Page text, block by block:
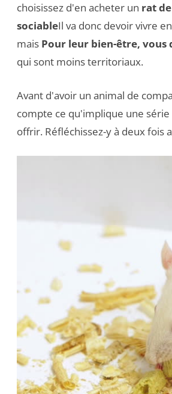
choisissez d'en acheter un rat
sociableIl va donc devoir vivre
mais Pour leur bien-être,
qui sont moins territoriaux.
Avant d'avoir un animal de
compte ce qu'implique une série
offrir. Réfléchissez-y à deux fois